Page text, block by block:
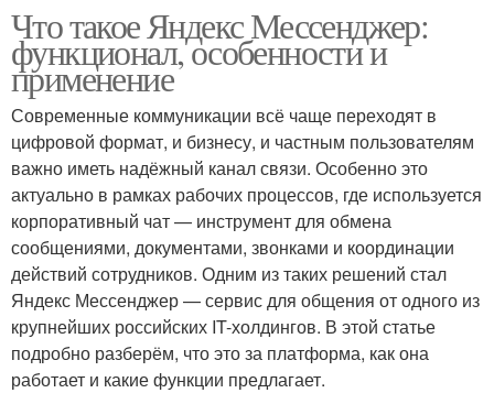
Что такое Яндекс Мессенджер:
функционал, особенности и
применение
Современные коммуникации всё чаще переходят в
цифровой формат, и бизнесу, и частным пользователям
важно иметь надёжный канал связи. Особенно это
актуально в рамках рабочих процессов, где используется
корпоративный чат — инструмент для обмена
сообщениями, документами, звонками и координации
действий сотрудников. Одним из таких решений стал
Яндекс Мессенджер — сервис для общения от одного из
крупнейших российских IT-холдингов. В этой статье
подробно разберём, что это за платформа, как она
работает и какие функции предлагает.